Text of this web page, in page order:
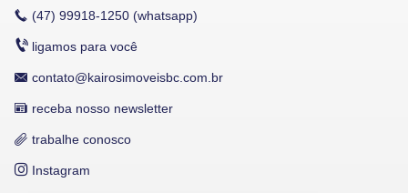
(47) 99918-1250 (whatsapp)
ligamos para você
contato@kairosimoveisbc.com.br
receba nosso newsletter
trabalhe conosco
Instagram